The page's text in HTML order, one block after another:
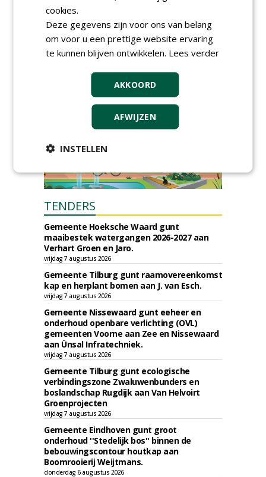
tien jaar duurzame
vrijdag 18 september 2026
TENDERS
Gemeente Hoeksche Waard gunt
maaibestek watergangen 2026-2027 aan
Verhart Groen en Jaro.
vrijdag 7 augustus 2026
Gemeente Tilburg gunt raamovereenkomst
kap en herplant bomen aan J. van Esch.
vrijdag 7 augustus 2026
Gemeente Nissewaard gunt eeheer en
onderhoud openbare verlichting (OVL)
gemeenten Voorne aan Zee en Nissewaard
aan Ünsal Infratechniek.
vrijdag 7 augustus 2026
Gemeente Tilburg gunt ecologische
verbindingszone Zwaluwenbunders en
boslandschap Rugdijk aan Van Helvoirt
Groenprojecten
vrijdag 7 augustus 2026
Gemeente Eindhoven gunt groot
onderhoud ''Stedelijk bos'' binnen de
bebouwingscontour houtkap aan
Boomrooierij Weijtmans.
donderdag 6 augustus 2026
cookies.
Deze gegevens zijn voor ons van belang
om voor u een prettige website ervaring
te kunnen blijven ontwikkelen. Lees verder
AKKOORD
AFWIJZEN
INSTELLEN